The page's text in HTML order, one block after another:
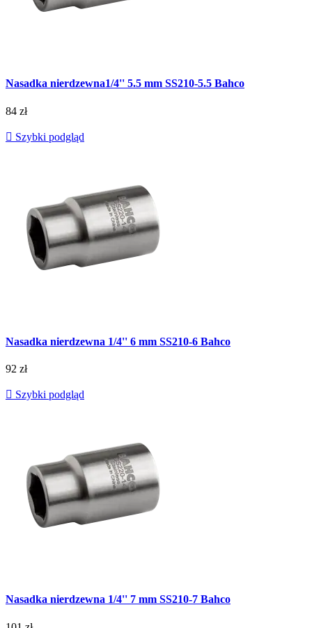
Nasadka nierdzewna1/4'' 5.5 mm SS210-5.5 Bahco
84 zł
 Szybki podgląd
Nasadka nierdzewna 1/4'' 6 mm SS210-6 Bahco
92 zł
 Szybki podgląd
Nasadka nierdzewna 1/4'' 7 mm SS210-7 Bahco